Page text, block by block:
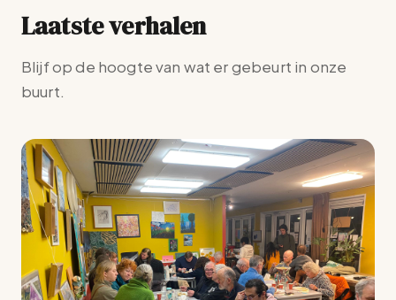
Laatste verhalen
Blijf op de hoogte van wat er gebeurt in onze
buurt.